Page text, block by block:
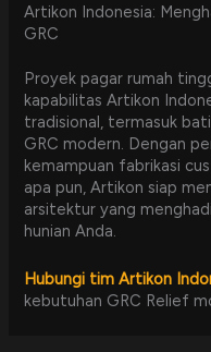
Artikon Indonesia:
GRC
Proyek pagar rumah
kapabilitas Artikon
tradisional, termasuk
GRC modern. Dengan
kemampuan fabrikasi
apa pun, Artikon siap
arsitektur yang
hunian Anda.
Hubungi tim Artikon
kebutuhan GRC Relief